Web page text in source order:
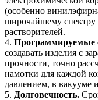
(особенно
широчайшему спектру
растворителей.
4. Программируемые
создавать изделия с
прочности, точно
намотки для каждой
давлением, в вакууме
5. Долговечность.